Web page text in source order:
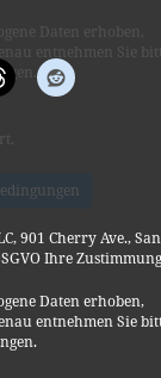
Daten erhoben,
entnehmen Sie
901 Cherry Ave., San
Ihre
Daten erhoben,
entnehmen Sie